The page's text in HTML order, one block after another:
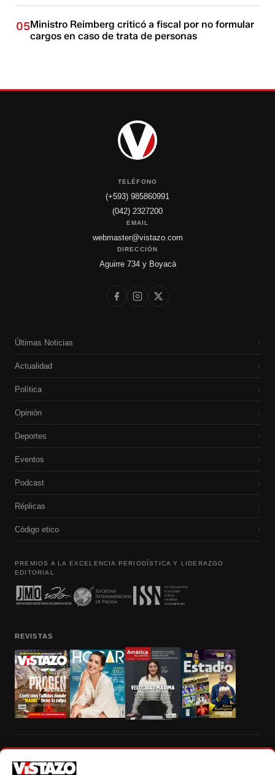
05Ministro Reimberg criticó a fiscal por no formular
cargos en caso de trata de personas
TELÉFONO
(+593) 985860991
(042) 2327200
EMAIL
webmaster@vistazo.com
DIRECCIÓN
Aguirre 734 y Boyacá
Últimas Noticias ›
Actualidad ›
Política ›
Opinión ›
Deportes ›
Eventos ›
Podcast ›
Réplicas ›
Código etico ›
PREMIOS A LA EXCELENCIA PERIODÍSTICA Y LIDERAZGO
EDITORIAL
REVISTAS
autorización escrita de su titular, de todos los contenidos de Vistazo.com.